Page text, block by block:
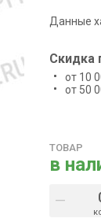
Данные
Скидка
от 10
от 50
ТОВАР
в
–